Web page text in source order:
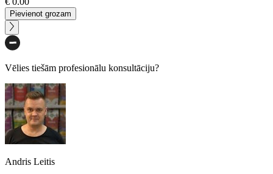
Pievienot grozam
Vēlies tiešām profesionālu konsultāciju?
Andris Leitis